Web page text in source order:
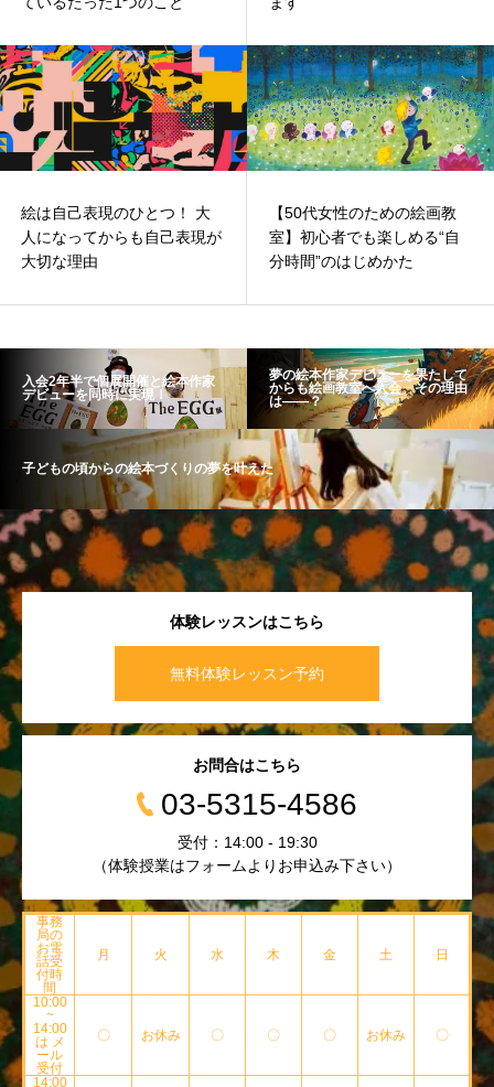
絵は自己表現のひとつ！ 大
人になってからも自己表現が
大切な理由
【50代女性のための絵画教
室】初心者でも楽しめる“自
分時間”のはじめかた
入会2年半で個展開催と絵本作家
デビューを同時に実現！
夢の絵本作家デビューを果たして
からも絵画教室へ入会。その理由
は――？
子どもの頃からの絵本づくりの夢を叶えた
体験レッスンはこちら
無料体験レッスン予約
お問合はこちら
03-5315-4586
受付：14:00 - 19:30
（体験授業はフォームよりお申込み下さい）
事務
局の
お電
話受
付時
間
月 火 水 木 金 土 日
10:00
~
14:00
は メ
ール
受付
〇 お休み 〇 〇 〇 お休み 〇
14:00